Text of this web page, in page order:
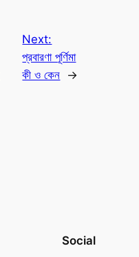
Next:
প্রবারণা পূর্ণিমা
কী ও কেন →
Social